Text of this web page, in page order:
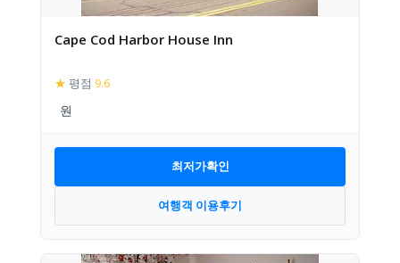
Cape Cod Harbor House Inn
★ 평점 9.6
최저가확인
여행객 이용후기